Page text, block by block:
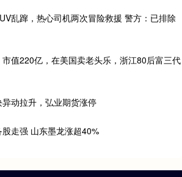
乱蹿，热心司机两次冒险救援 警方：已排除
值220亿，在美国卖老头乐，浙江80后富三代
动拉升，弘业期货涨停
走强 山东墨龙涨超40%